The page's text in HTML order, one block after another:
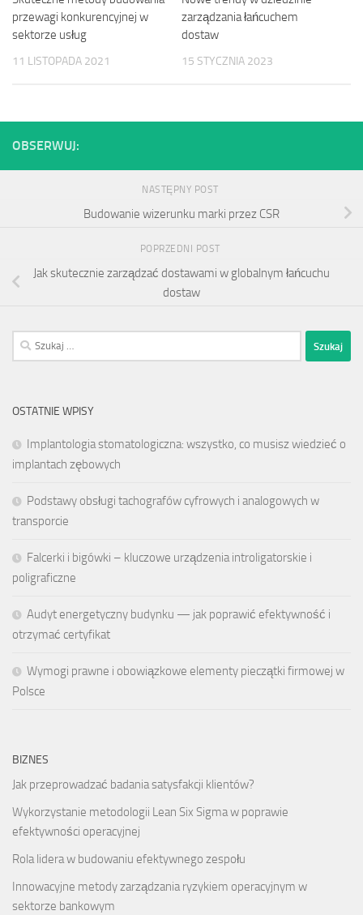
przewagi konkurencyjnej w
sektorze usług
11 LISTOPADA 2021
zarządzania łańcuchem
dostaw
15 STYCZNIA 2023
OBSERWUJ:
NASTĘPNY POST
Budowanie wizerunku marki przez CSR
POPRZEDNI POST
Jak skutecznie zarządzać dostawami w globalnym łańcuchu
dostaw
Szukaj:
OSTATNIE WPISY
Implantologia stomatologiczna: wszystko, co musisz wiedzieć o
implantach zębowych
Podstawy obsługi tachografów cyfrowych i analogowych w
transporcie
Falcerki i bigówki – kluczowe urządzenia introligatorskie i
poligraficzne
Audyt energetyczny budynku — jak poprawić efektywność i
otrzymać certyfikat
Wymogi prawne i obowiązkowe elementy pieczątki firmowej w
Polsce
BIZNES
Jak przeprowadzać badania satysfakcji klientów?
Wykorzystanie metodologii Lean Six Sigma w poprawie
efektywności operacyjnej
Rola lidera w budowaniu efektywnego zespołu
Innowacyjne metody zarządzania ryzykiem operacyjnym w
sektorze bankowym